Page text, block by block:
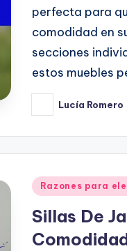
perfecta para
comodidad en
secciones
estos muebles
Posted
by
Lucía Romero
Posted
Razones para
Sillas De